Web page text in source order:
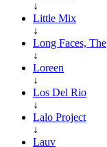
↓
Little Mix
↓
Long Faces, The
↓
Loreen
↓
Los Del Rio
↓
Lalo Project
↓
Lauv